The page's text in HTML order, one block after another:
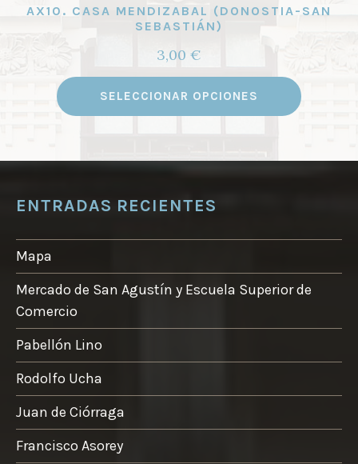
AX10. CASA MENDIZABAL (DONOSTIA-SAN
SEBASTIÁN)
3,00 €
SELECCIONAR OPCIONES
Este
se
elegir
la
de
ENTRADAS RECIENTES
Mapa
Mercado de San Agustín y Escuela Superior de
Comercio
Pabellón Lino
Rodolfo Ucha
Juan de Ciórraga
Francisco Asorey